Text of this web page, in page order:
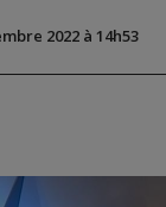
2022 à 14h53